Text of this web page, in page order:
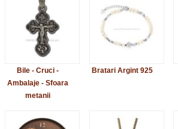
Bile - Cruci -
Ambalaje - Sfoara
metanii
Bratari Argint 925